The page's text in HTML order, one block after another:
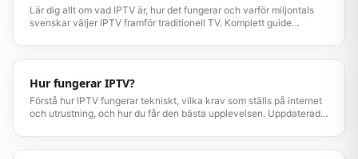
Lär dig allt om vad IPTV är, hur det fungerar och varför miljontals
svenskar väljer IPTV framför traditionell TV. Komplett guide
Hur fungerar IPTV?
Förstå hur IPTV fungerar tekniskt, vilka krav som ställs på internet
och utrustning, och hur du får den bästa upplevelsen. Uppdaterad